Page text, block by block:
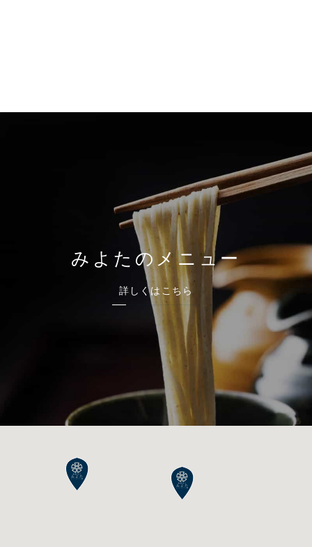
みよたのメニュー
詳しくはこちら